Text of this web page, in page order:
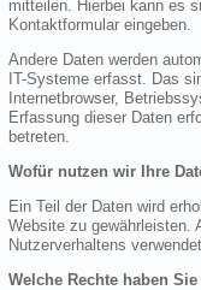
mitteilen. Hierbei kann es
Kontaktformular eingeben.
Andere Daten werden
IT-Systeme erfasst. Das
Internetbrowser,
Erfassung dieser Daten
betreten.
Wofür nutzen wir Ihre
Ein Teil der Daten wird
Website zu gewährleisten.
Nutzerverhaltens
Welche Rechte haben